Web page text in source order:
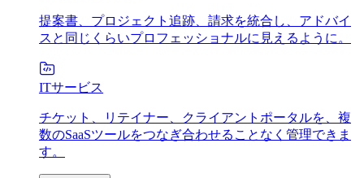
提案書、プロジェクト追跡、請求を統合し、アドバイ
スと同じくらいプロフェッショナルに見えるように。
ITサービス
チケット、リテイナー、クライアントポータルを、複
数のSaaSツールをつなぎ合わせることなく管理できま
す。